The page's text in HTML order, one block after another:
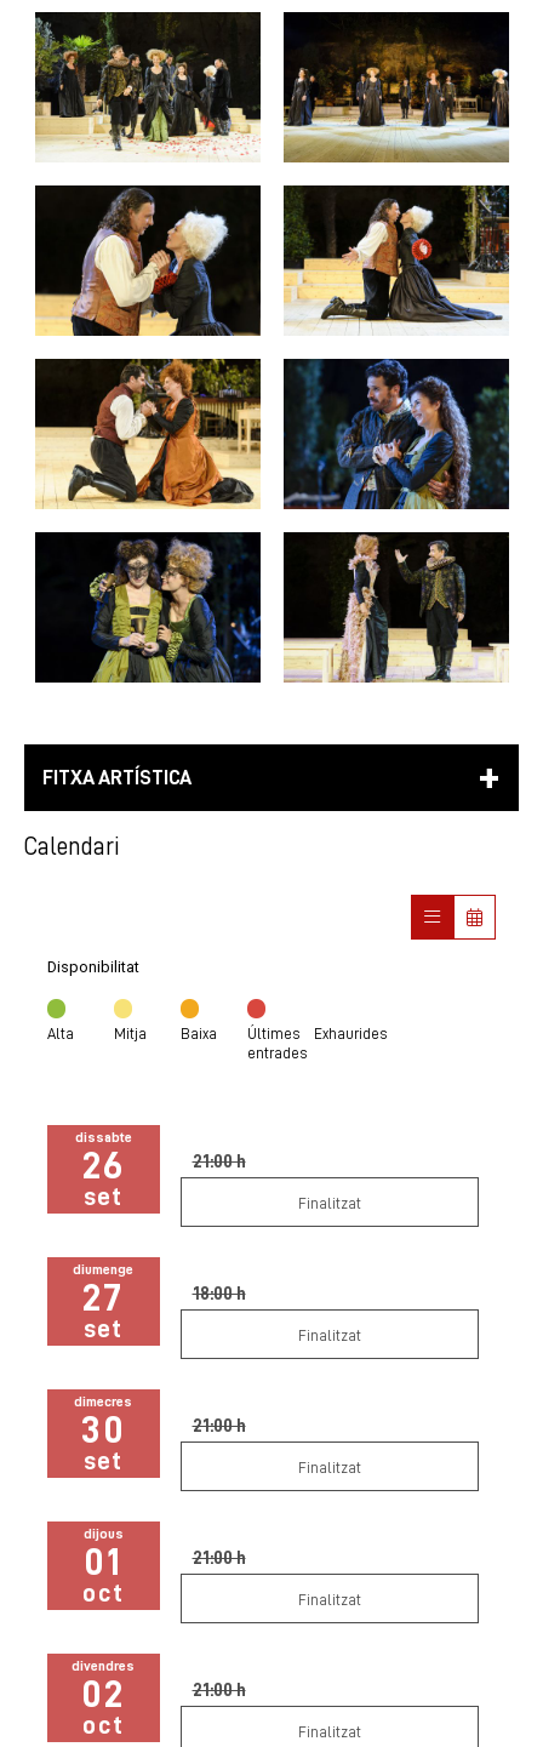
FITXA ARTÍSTICA
Calendari
Disponibilitat
Alta Mitja Baixa
Últimes
entrades
Exhaurides
dissabte
26
set
21:00 h
Finalitzat
diumenge
27
set
18:00 h
Finalitzat
dimecres
30
set
21:00 h
Finalitzat
dijous
01
oct
21:00 h
Finalitzat
divendres
02
oct
21:00 h
Finalitzat